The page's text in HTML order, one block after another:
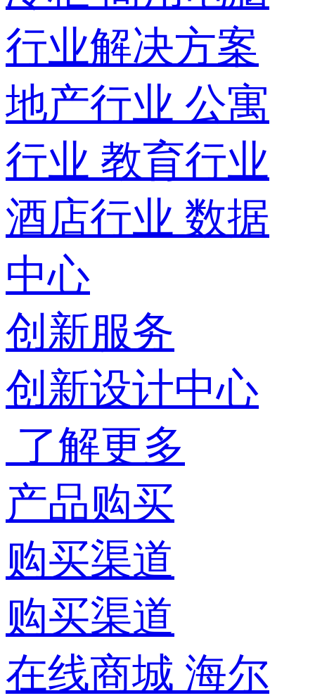
行业解决方案
地产行业 公寓
行业 教育行业
酒店行业 数据
中心
创新服务
创新设计中心
了解更多
产品购买
购买渠道
购买渠道
在线商城 海尔